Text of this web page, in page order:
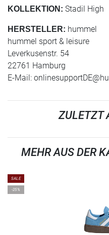
KOLLEKTION: Stadil High
HERSTELLER: hummel
hummel sport & leisure
Leverkusenstr. 54
22761 Hamburg
E-Mail:
ZULETZT
MEHR AUS DER
SALE
-25%